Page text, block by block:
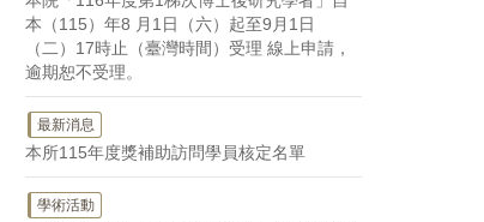
本（115）年8 月1日（六）起至9月1日
（二）17時止（臺灣時間）受理 線上申請，
逾期恕不受理。
最新消息
本所115年度獎補助訪問學員核定名單
學術活動